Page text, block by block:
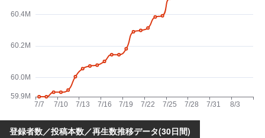
登録者数／投稿本数／再生数推移データ(30日間)